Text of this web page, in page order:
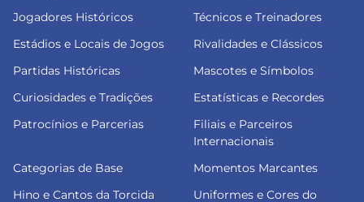
Jogadores Históricos
Técnicos e Treinadores
Estádios e Locais de Jogos
Rivalidades e Clássicos
Partidas Históricas
Mascotes e Símbolos
Curiosidades e Tradições
Estatísticas e Recordes
Patrocínios e Parcerias
Filiais e Parceiros
Internacionais
Categorias de Base
Momentos Marcantes
Hino e Cantos da Torcida
Uniformes e Cores do